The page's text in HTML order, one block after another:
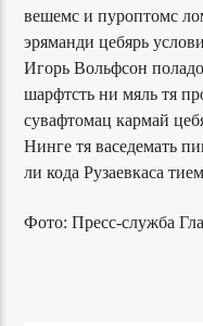
вешемс и пуроптомс
эряманди цебярь
Игорь Вольфсон
шарфтсть ни мяль тя
сувафтомац кармай
Нинге тя васедемать
ли кода Рузаевкаса
Фото: Пресс-служба